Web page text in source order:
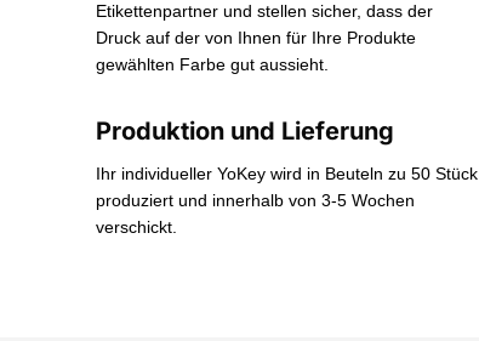
Etikettenpartner und stellen sicher, dass der
Druck auf der von Ihnen für Ihre Produkte
gewählten Farbe gut aussieht.
Produktion und Lieferung
Ihr individueller YoKey wird in Beuteln zu 50 Stück
produziert und innerhalb von 3-5 Wochen
verschickt.